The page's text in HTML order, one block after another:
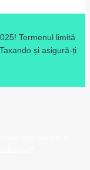
Termenul limită
și asigură-ți